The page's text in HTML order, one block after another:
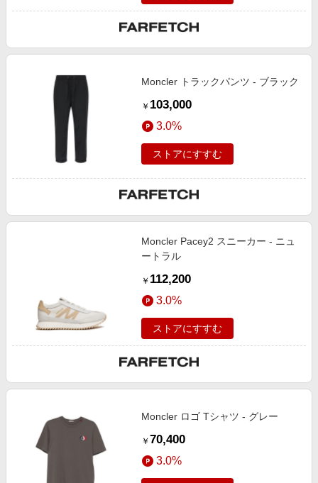
Moncler トラックパンツ - ブラック
￥ 103,000
3.0%
ストアにすすむ
Moncler Pacey2 スニーカー - ニュ
ートラル
￥ 112,200
3.0%
ストアにすすむ
Moncler ロゴ Tシャツ - グレー
￥ 70,400
3.0%